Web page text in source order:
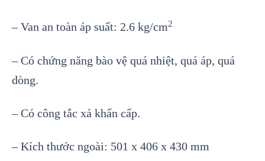
– Van an toàn áp suất: 2.6 kg/cm2
– Có chứng năng bào vệ quá nhiệt, quá áp, quá
dòng.
– Có công tắc xả khẩn cấp.
– Kích thước ngoài: 501 x 406 x 430 mm